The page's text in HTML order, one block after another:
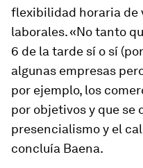
flexibilidad horaria de
laborales. «No tanto
6 de la tarde sí o sí
algunas empresas
por ejemplo, los
por objetivos y que se
presencialismo y el
concluía Baena.